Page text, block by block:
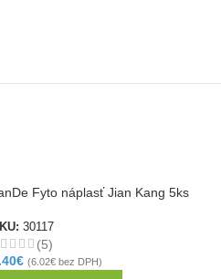
Fyto náplasť Jian Kang 5ks
30117
(5)
€ (6.02€bez DPH)